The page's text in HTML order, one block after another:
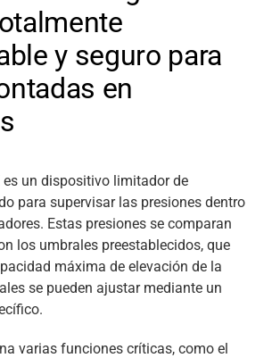
y seguro para
en
es un dispositivo limitador de
para supervisar las presiones dentro
Estas presiones se comparan
los umbrales preestablecidos, que
máxima de elevación de la
se pueden ajustar mediante un
varias funciones críticas, como el